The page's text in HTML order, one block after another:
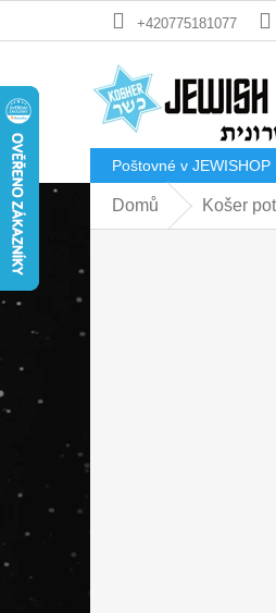
+420775181077
Poštovné v JEWISHOP
Domů Košer